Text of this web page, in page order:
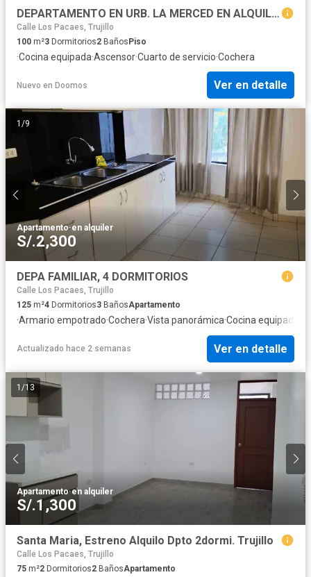
DEPARTAMENTO EN URB. LA MERCED EN ALQUILER FRENTE A PARQUE
Calle Los Pacaes, Trujillo
100 m²3 Dormitorios2 BañosPiso
·Cocina equipada·Ascensor·Cuarto de servicio·Cochera
Nuevo en Doomos Ver en detalle
1 /9
Apartamento·en alquiler
S/.2,300
DEPA FAMILIAR, 4 DORMITORIOS
Calle Los Pacaes, Trujillo
125 m²4 Dormitorios3 BañosApartamento
·Armario empotrado·Cochera·Vista panorámica·Cocina equipada
Actualizado hace 2 semanas Ver en detalle
1 /13
Apartamento·en alquiler
S/.1,300
Santa Maria, Estreno Alquilo Dpto 2dormi. Trujillo
Calle Los Pacaes, Trujillo
75 m²2 Dormitorios2 BañosApartamento